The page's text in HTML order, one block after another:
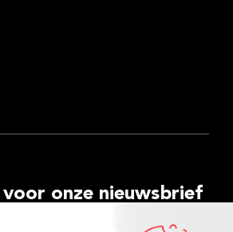
onze nieuwsbrief